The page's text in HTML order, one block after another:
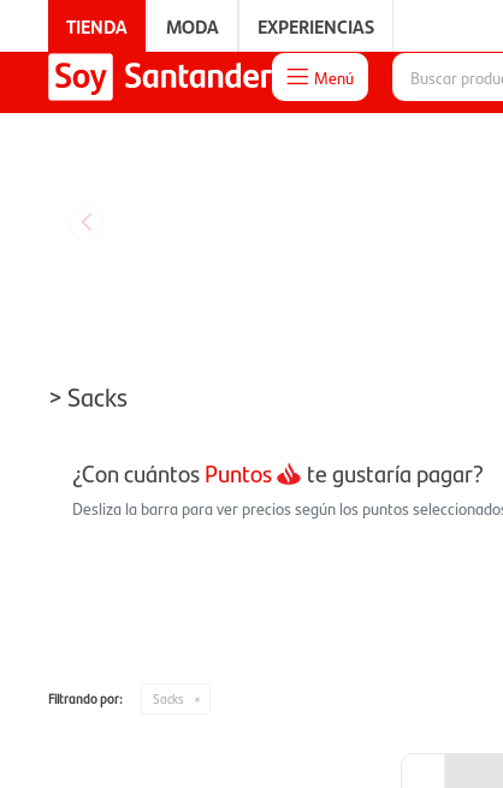
TIENDA MODA EXPERIENCIAS
 Menú
> Sacks
¿Con cuántosPuntos te gustaría pagar?
Desliza la barra para ver precios según los puntos
Filtrando por: Sacks